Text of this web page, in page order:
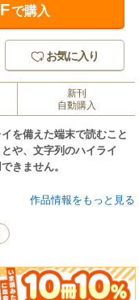
で購入
お気に入り
新刊
自動購入
を備えた端末で読むこと
や、文字列のハイライ
きません。
識論であり、このことは
得るためには、いかに追
作品情報をもっと見る